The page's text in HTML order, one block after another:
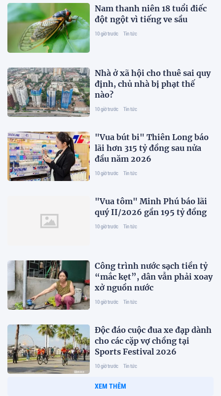
Nam thanh niên 18 tuổi điếc
đột ngột vì tiếng ve sầu
10 giờ trước Tin tức
Nhà ở xã hội cho thuê sai quy
định, chủ nhà bị phạt thế
nào?
10 giờ trước Tin tức
"Vua bút bi" Thiên Long báo
lãi hơn 315 tỷ đồng sau nửa
đầu năm 2026
10 giờ trước Tin tức
"Vua tôm" Minh Phú báo lãi
quý II/2026 gần 195 tỷ đồng
10 giờ trước Tin tức
Công trình nước sạch tiền tỷ
“mắc kẹt”, dân vẫn phải xoay
xở nguồn nước
10 giờ trước Tin tức
Độc đáo cuộc đua xe đạp dành
cho các cặp vợ chồng tại
Sports Festival 2026
10 giờ trước Tin tức
XEM THÊM